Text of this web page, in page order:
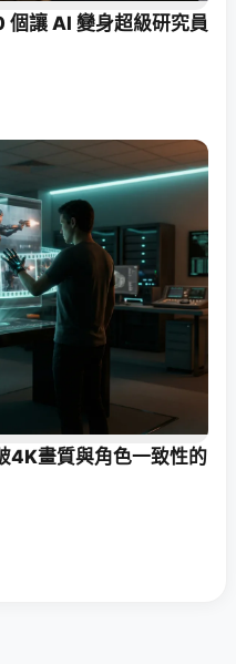
讓 AI 變身超級研究員
4K畫質與角色一致性的